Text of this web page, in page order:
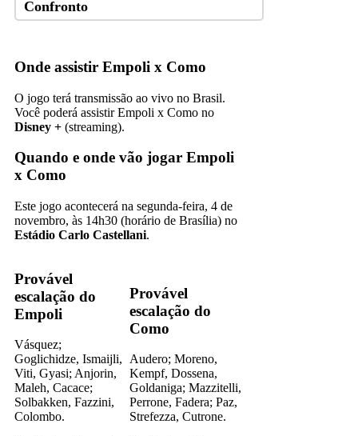
Confronto
Onde assistir Empoli x Como
O jogo terá transmissão ao vivo no Brasil.
Você poderá assistir Empoli x Como no
Disney + (streaming).
Quando e onde vão jogar Empoli
x Como
Este jogo acontecerá na segunda-feira, 4 de
novembro, às 14h30 (horário de Brasília) no
Estádio Carlo Castellani.
Provável
escalação do
Empoli
Vásquez;
Goglichidze, Ismaijli,
Viti, Gyasi; Anjorin,
Maleh, Cacace;
Solbakken, Fazzini,
Colombo.
Provável
escalação do
Como
Audero; Moreno,
Kempf, Dossena,
Goldaniga; Mazzitelli,
Perrone, Fadera; Paz,
Strefezza, Cutrone.